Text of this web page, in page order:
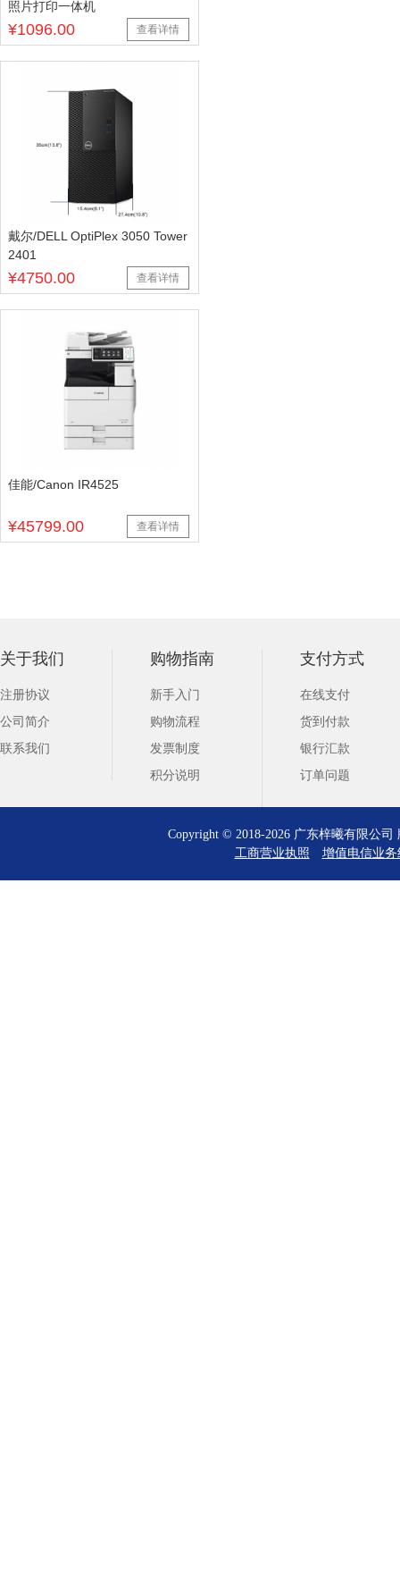
照片打印一体机
¥1096.00 查看详情
戴尔/DELL OptiPlex 3050 Tower
2401
¥4750.00 查看详情
佳能/Canon IR4525
¥45799.00 查看详情
关于我们
注册协议
公司简介
联系我们
购物指南
新手入门
购物流程
发票制度
积分说明
支付方式
在线支付
货到付款
银行汇款
订单问题
Copyright © 2018-2026 广东梓曦有限公
工商营业执照
增值电信业务